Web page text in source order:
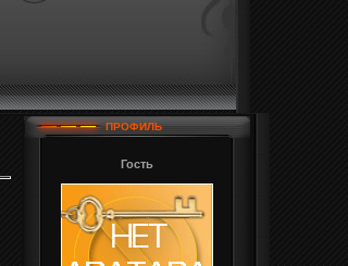
ПРОФИЛЬ
Гость